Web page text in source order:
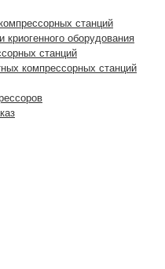
станций
криогенного оборудования
станций
компрессорных станций